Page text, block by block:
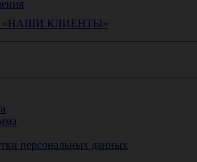
«НАШИ КЛИЕНТЫ»
персональных данных